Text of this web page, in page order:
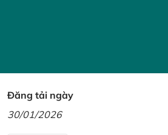
Đăng tải ngày
30/01/2026